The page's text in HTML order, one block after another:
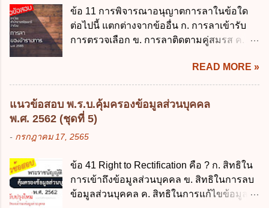
มีอำนาจแต่งตั้งพนักงานเจ้าหน้าที่ตามพระ
ราชบัญญัติคุ้มครองข้อมูลส่วนบุคคล พ.ศ.
2562 ก. นายกรัฐมนตรี ข. รัฐมนตรีว่าการ
ราชการ พ.ศ. 2562 ออกโดยอาศัยกฎหมาย
แม่บทใด ก. พระราชบัญญัติวิธีการงบ
ประมาณ พ.ศ. 2561 ข. พระราชบัญญัติวินัย
บัญญัติเงินคงคลัง พ.ศ. 2491 ง. ระเบียบ
กระทรวงการคลัง ว่าด้วยการเบิกเงินจากคลัง
การรับเงิน การจ่ายเงิน การเก็บรักษาเงิน และ
การนำเงินส่งคลัง พ.ศ. 2562 ข้อ 3 ส่วน
สำรองจ่ายได้แห่งละไม่เกินเท่าใร ก. 100,000
บาท ข. 50,000 บาท ค. 30,000 บาท ง. 10,000
บาท ข้อ 4 ดอกเบี้ยที่เกิดจากการนำเงินทดรอง
ราชการจำนวนที่เกินกว่า...
ข้อ 11 การพิจารณาอนุญาตการลาในข้อใด
ต่อไปนี้ แตกต่างจากข้ออื่น ก. การลาเข้ารับ
การตรวจเลือก ข. การลาติดตามคู่สมรส ค.
ปฏิบัติการวิจัย หรือดูงาน ข้อ 12 ข้อใด ไม่ ถูก
ต้องเกี่ยวกับการลาไปช่วยเหลือภริยาที่คลอด
บุตร ก. ต้องเป็นภริยาโดยชอบด้วยกฎหมาย ข.
ลาได้เพียงครั้งเดียว ค. ต้องลาภายใน 90 วัน
นับแต่วันที่คลอดบุตร ง. ลาได้ครั้งหนึ่งติดต่อ
กันไม่เกิน 15 วันทำการ ข้อ 13 สิทธิลากิจส่วน
เกิน 90 วัน ข. ลาต่อเนื่องจากการคลอดบุตรได้
ไม่เกิน 90 วันทำการ ค. ลาได้ไม่เกิน 120 วัน
ง. ลาต่อเนื่องจากการคลอดบุตรได้ไม่เกิน 150
READ MORE »
แนวข้อสอบ พ.ร.บ.คุ้มครองข้อมูลส่วนบุคคล
พ.ศ. 2562 (ชุดที่ 5)
- กรกฎาคม 17, 2565
ข้อ 41 Right to Rectification คือ ? ก. สิทธิใน
การเข้าถึงข้อมูลส่วนบุคคล ข. สิทธิในการลบ
ข้อมูลส่วนบุคคล ค. สิทธิในการแก้ไขข้อมูล